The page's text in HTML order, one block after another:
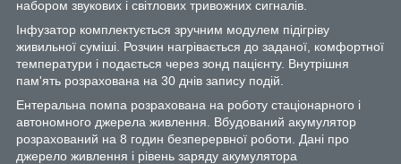
набором звукових і світлових тривожних сигналів.
Інфузатор комплектується зручним модулем підігріву
живильної суміші. Розчин нагрівається до заданої, комфортної
температури і подається через зонд пацієнту. Внутрішня
пам'ять розрахована на 30 днів запису подій.
Ентеральна помпа розрахована на роботу стаціонарного і
автономного джерела живлення. Вбудований акумулятор
розрахований на 8 годин безперервної роботи. Дані про
джерело живлення і рівень заряду акумулятора